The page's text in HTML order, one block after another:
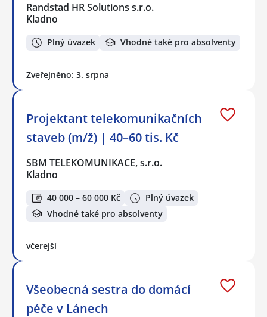
Randstad HR Solutions s.r.o.
Kladno
Plný úvazek Vhodné také pro absolventy
Zveřejněno: 3. srpna
Projektant telekomunikačních
staveb (m/ž) | 40–60 tis. Kč
SBM TELEKOMUNIKACE, s.r.o.
Kladno
40 000 – 60 000 Kč
Plný úvazek
Vhodné také pro absolventy
včerejší
Všeobecná sestra do domácí
péče v Lánech